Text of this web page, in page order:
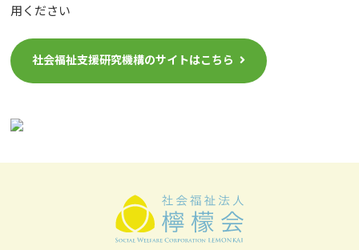
用ください
社会福祉支援研究機構のサイトはこちら